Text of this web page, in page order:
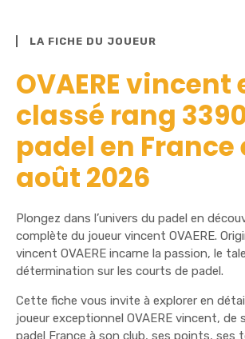
LA FICHE DU JOUEUR
OVAERE vincent
classé rang
padel en France
août 2026
Plongez dans l’univers du padel en
complète du joueur vincent OVAERE.
vincent OVAERE incarne la passion, le
détermination sur les courts de padel.
Cette fiche vous invite à explorer en
joueur exceptionnel OVAERE vincent, de
padel France à son club, ses points, ses